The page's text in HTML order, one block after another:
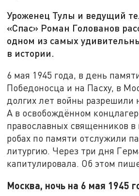
Уроженец Тулы и ведущий
«Спас» Роман Голованов
одном из самых
в истории.
6 мая 1945 года, в день
Победоносца и на Пасху, в
долгих лет войны разрешили
А в освобождённом
православных священников в
робах по памяти отслужили
литургию. Через три дня
капитулировала. Об этом
Москва, ночь на 6 мая 1945